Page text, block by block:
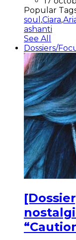
Popular
soul ,Ciara,
ashanti
See All
Dossiers/